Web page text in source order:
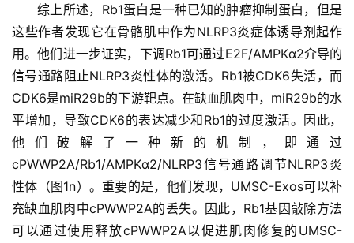
综上所述，Rb1蛋白是一种已知的肿瘤抑制蛋白，但是
这些作者发现它在骨骼肌中作为NLRP3炎症体诱导剂起作
用。他们进一步证实，下调Rb1可通过E2F/AMPKα2介导的
信号通路阻止NLRP3炎性体的激活。Rb1被CDK6失活，而
CDK6是miR29b的下游靶点。在缺血肌肉中，miR29b的水
平增加，导致CDK6的表达减少和Rb1的过度激活。因此，
他们破解了一种新的机制，即通过
cPWWP2A/Rb1/AMPKα2/NLRP3信号通路调节NLRP3炎
性体（图1n）。重要的是，他们发现，UMSC-Exos可以补
充缺血肌肉中cPWWP2A的丢失。因此，Rb1基因敲除方法
可以通过使用释放cPWWP2A以促进肌肉修复的UMSC-